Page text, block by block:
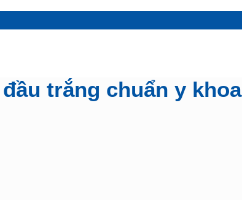
trắng chuẩn y khoa